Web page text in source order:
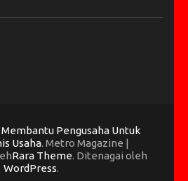
Pengusaha Untuk
Usaha. Metro Magazine |
Rara Theme. Ditenagai oleh
WordPress.